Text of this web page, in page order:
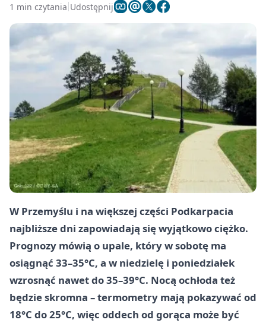
1 min czytania Udostępnij
W Przemyślu i na większej części Podkarpacia
najbliższe dni zapowiadają się wyjątkowo ciężko.
Prognozy mówią o upale, który w sobotę ma
osiągnąć 33–35°C, a w niedzielę i poniedziałek
wzrosnąć nawet do 35–39°C. Nocą ochłoda też
będzie skromna – termometry mają pokazywać od
18°C do 25°C, więc oddech od gorąca może być